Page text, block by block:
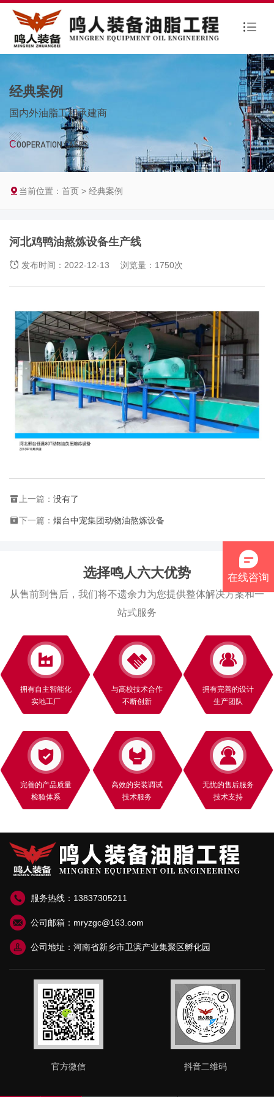
经典案例
国内外油脂工程承建商
COOPERATION CASES
当前位置： 首页 > 经典案例
河北鸡鸭油熬炼设备生产线
发布时间：2022-12-13 浏览量：1750次
上一篇： 没有了
下一篇： 烟台中宠集团动物油熬炼设备
选择鸣人六大优势
从售前到售后，我们将不遗余力为您提供整体解决方案和一
站式服务
拥有自主智能化
实地工厂
与高校技术合作
不断创新
拥有完善的设计
生产团队
完善的产品质量
检验体系
高效的安装调试
技术服务
无忧的售后服务
技术支持
服务热线：13837305211
公司邮箱：mryzgc@163.com
公司地址：河南省新乡市卫滨产业集聚区孵化园
官方微信 抖音二维码
在线咨询